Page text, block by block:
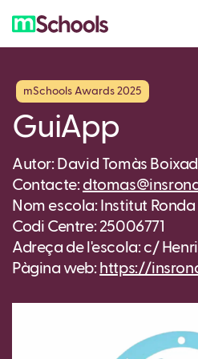
mSchools Awards 2025
GuiApp
Autor: David Tomàs
Contacte:
Nom escola: Institut Ronda
Codi Centre: 25006771
Adreça de l'escola: c/
Pàgina web: https://